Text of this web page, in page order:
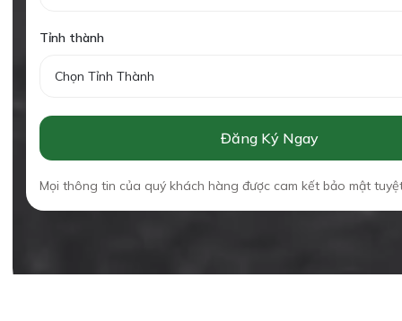
Tỉnh thành
Chọn Tỉnh Thành
Đăng Ký Ngay
Mọi thông tin của quý khách hàng được cam kết bảo mật